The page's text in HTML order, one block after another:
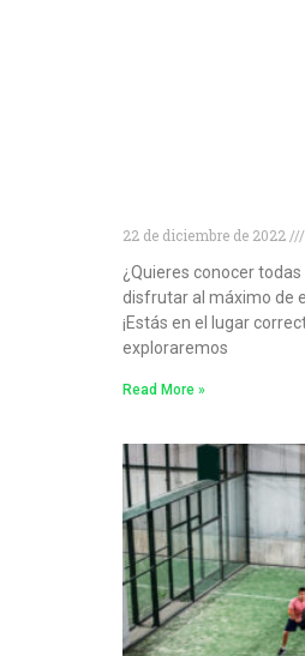
22 de diciembre de 2022
¿Quieres conocer
disfrutar al máximo de
¡Estás en el lugar
exploraremos
Read More »